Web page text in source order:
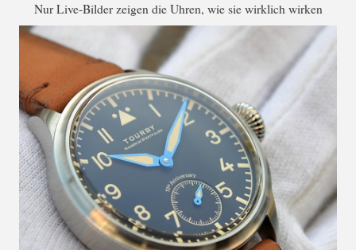
Nur Live-Bilder zeigen die Uhren, wie sie wirklich wirken